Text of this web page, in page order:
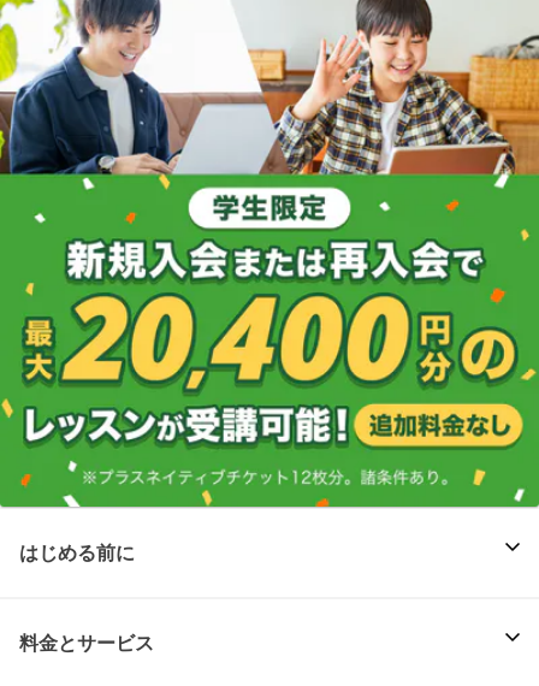
はじめる前に
料金とサービス